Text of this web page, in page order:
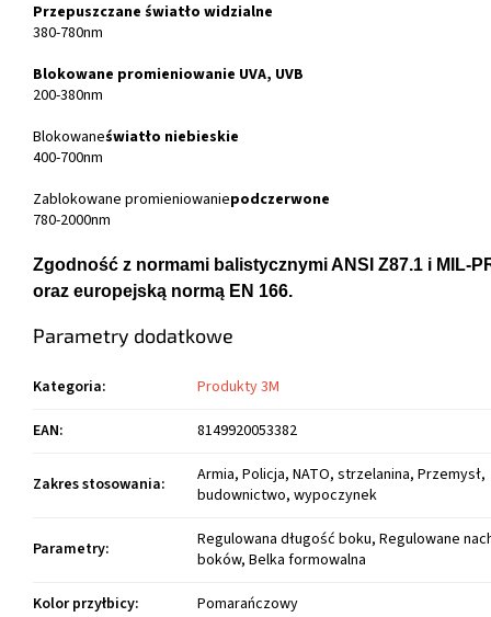
Przepuszczane światło widzialne
380-780nm
Blokowane promieniowanie UVA, UVB
200-380nm
Blokowaneświatło niebieskie
400-700nm
Zablokowane promieniowaniepodczerwone
780-2000nm
Zgodność z normami balistycznymi ANSI Z87.1 i MIL-
oraz europejską normą EN 166.
Parametry dodatkowe
Kategoria:
Produkty 3M
EAN: 8149920053382
Zakres stosowania:
Armia, Policja, NATO, strzelanina, Przemysł,
budownictwo, wypoczynek
Parametry:
Regulowana długość boku, Regulowane
boków, Belka formowalna
Kolor przyłbicy:
Pomarańczowy